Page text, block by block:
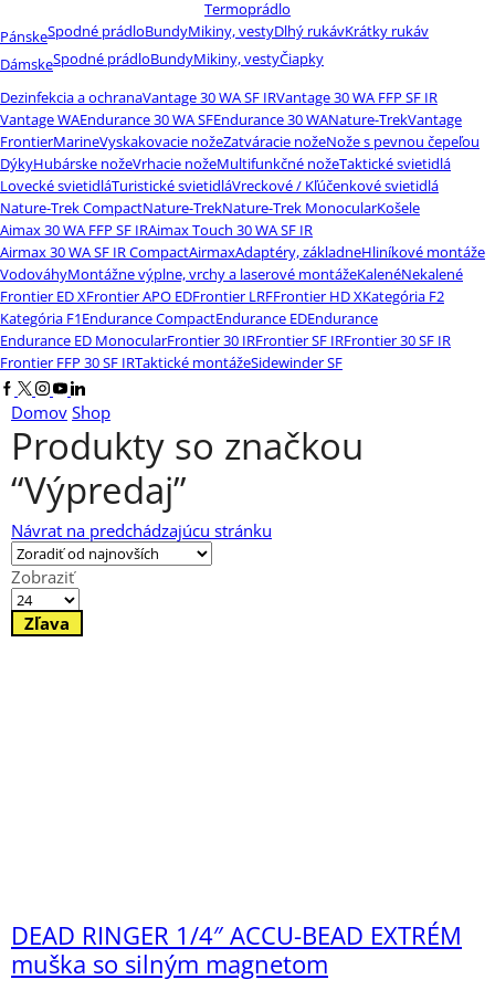
Termoprádlo
PánskeSpodné prádloBundyMikiny, vestyDlhý rukávKrátky rukáv
DámskeSpodné prádloBundyMikiny, vestyČiapky
Dezinfekcia a ochranaVantage 30 WA SF IRVantage 30 WA FFP SF IR
Vantage WAEndurance 30 WA SFEndurance 30 WANature-TrekVantage
FrontierMarineVyskakovacie nožeZatváracie nožeNože s pevnou čepeľou
DýkyHubárske nožeVrhacie nožeMultifunkčné nožeTaktické svietidlá
Lovecké svietidláTuristické svietidláVreckové / Kľúčenkové svietidlá
Nature-Trek CompactNature-TrekNature-Trek MonocularKošele
Aimax 30 WA FFP SF IRAimax Touch 30 WA SF IR
Airmax 30 WA SF IR CompactAirmaxAdaptéry, základneHliníkové montáže
VodováhyMontážne výplne, vrchy a laserové montážeKalenéNekalené
Frontier ED XFrontier APO EDFrontier LRFFrontier HD XKategória F2
Kategória F1Endurance CompactEndurance EDEndurance
Endurance ED MonocularFrontier 30 IRFrontier SF IRFrontier 30 SF IR
Frontier FFP 30 SF IRTaktické montážeSidewinder SF
Facebook
Twitter
Instagram
Youtube
Linkedin
Domov Shop
Produkty so značkou
“Výpredaj”
Návrat na predchádzajúcu stránku
Zobraziť
Výrobkov
na
stránku
Zľava
DEAD RINGER 1/4″ ACCU-BEAD EXTRÉM
muška so silným magnetom